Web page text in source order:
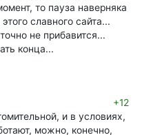
то пауза наверняка
славного сайта...
не прибавится...
конца...
+12
и в условиях,
можно, конечно,